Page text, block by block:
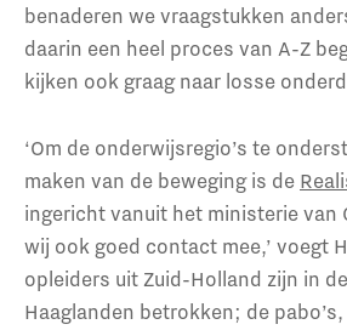
benaderen we vraagstukken
daarin een heel proces van A-Z
kijken ook graag naar losse
‘Om de onderwijsregio’s te
maken van de beweging is de
ingericht vanuit het ministerie van
wij ook goed contact mee,’ voegt
opleiders uit Zuid-Holland zijn in
Haaglanden betrokken; de